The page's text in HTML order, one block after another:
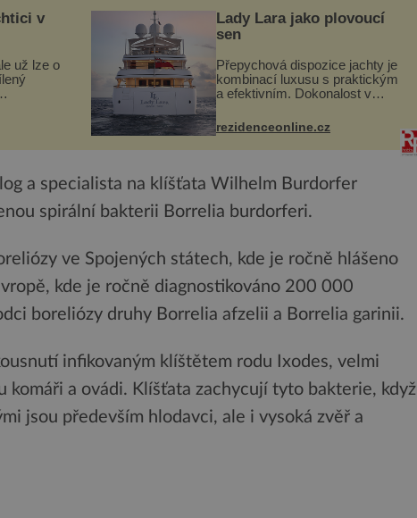
v
už lze o
VI. do
sporu
Lady Lara jako plovoucí
sen
Přepychová dispozice jachty je
kombinací luxusu s praktickým
a efektivním. Dokonalost v
značka Fendi Casa, kterou byly
vybaveny její paluby. Monacký
přístav nabízí každoročn...
rezidenceonline.cz
a specialista na klíšťata Wilhelm Burdorfer
spirální bakterii Borrelia burdorferi.
ve Spojených státech, kde je ročně hlášeno
kde je ročně diagnostikováno 200 000
boreliózy druhy Borrelia afzelii a Borrelia garinii.
infikovaným klíštětem rodu Ixodes, velmi
komáři a ovádi. Klíšťata zachycují tyto bakterie, když
jsou především hlodavci, ale i vysoká zvěř a